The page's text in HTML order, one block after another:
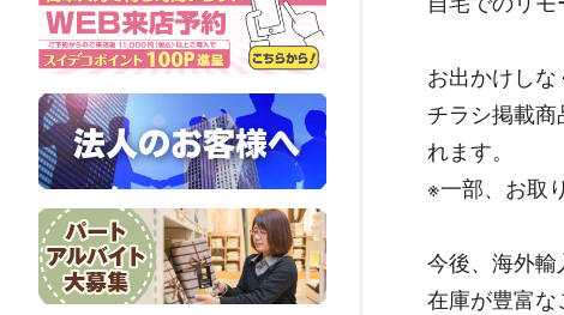
お出かけし
チラシ掲載
れます。
※一部、お取
今後、海外輸
在庫が豊富な